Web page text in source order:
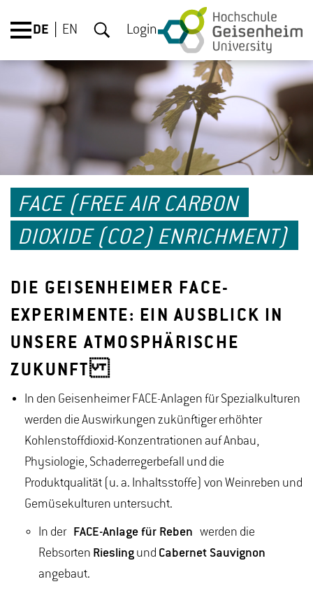
DE EN Login
FACE (FREE AIR CARBON
DIOXIDE (CO2) ENRICHMENT)
DIE GEISENHEIMER FACE-
EXPERIMENTE: EIN AUSBLICK IN
UNSERE ATMOSPHÄRISCHE
ZUKUNFT
In den Geisenheimer FACE-Anlagen für Spezialkulturen
werden die Auswirkungen zukünftiger erhöhter
Kohlenstoffdioxid-Konzentrationen auf Anbau,
Physiologie, Schaderregerbefall und die
Produktqualität (u. a. Inhaltsstoffe) von Weinreben und
Gemüsekulturen untersucht.
In der FACE-Anlage für Reben werden die
Rebsorten Riesling und Cabernet Sauvignon
angebaut.